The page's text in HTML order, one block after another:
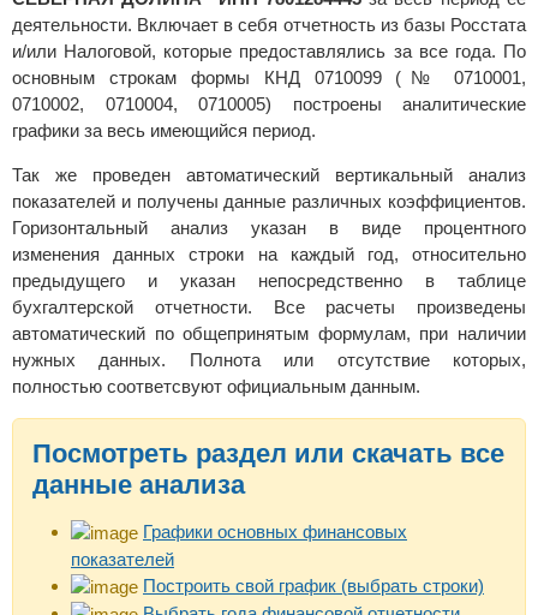
деятельности. Включает в себя отчетность из базы Росстата
и/или Налоговой, которые предоставлялись за все года. По
основным строкам формы КНД 0710099 (№ 0710001,
0710002, 0710004, 0710005) построены аналитические
графики за весь имеющийся период.
Так же проведен автоматический вертикальный анализ
показателей и получены данные различных коэффициентов.
Горизонтальный анализ указан в виде процентного
изменения данных строки на каждый год, относительно
предыдущего и указан непосредственно в таблице
бухгалтерской отчетности. Все расчеты произведены
автоматический по общепринятым формулам, при наличии
нужных данных. Полнота или отсутствие которых,
полностью соответсвуют официальным данным.
Посмотреть раздел или скачать все
данные анализа
Графики основных финансовых
показателей
Построить свой график (выбрать строки)